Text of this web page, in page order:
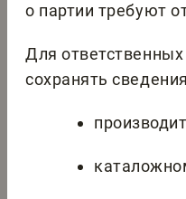
о партии требуют
Для
сохранять